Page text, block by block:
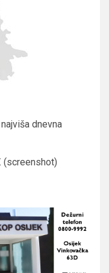
dnevna
(screenshot)